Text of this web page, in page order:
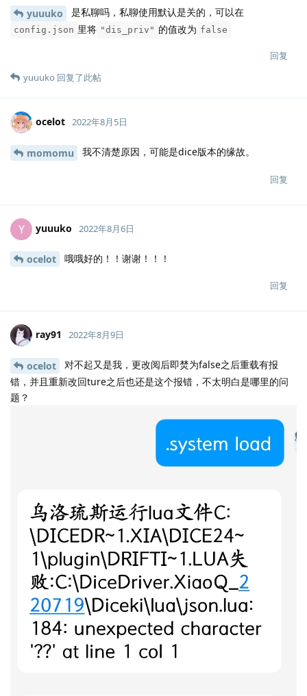
yuuuko 是私聊吗，私聊使用默认是关的，可以在
config.json 里将 "dis_priv" 的值改为 false
回复
yuuuko 回复了此帖
ocelot 2022年8月5日
momomu 我不清楚原因，可能是dice版本的缘故。
回复
Y yuuuko 2022年8月6日
ocelot 哦哦好的！！谢谢！！！
回复
ray91 2022年8月9日
ocelot
对不起又是我，更改阅后即焚为false之后重载有报
错，并且重新改回ture之后也还是这个报错，不太明白是哪里的问
题？